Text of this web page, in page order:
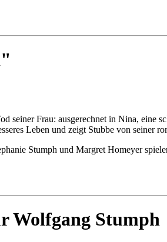
seiner Frau: ausgerechnet in Nina,
Leben und zeigt Stubbe von seiner
Stumph und Margret Homeyer
Wolfgang Stumph